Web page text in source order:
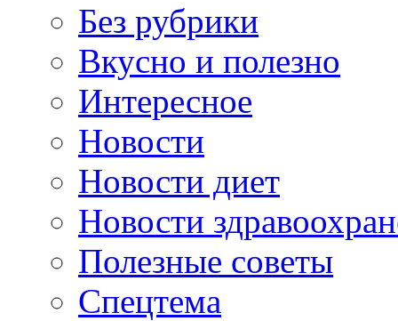
Без рубрики
Вкусно и полезно
Интересное
Новости
Новости диет
Новости
Полезные советы
Спецтема